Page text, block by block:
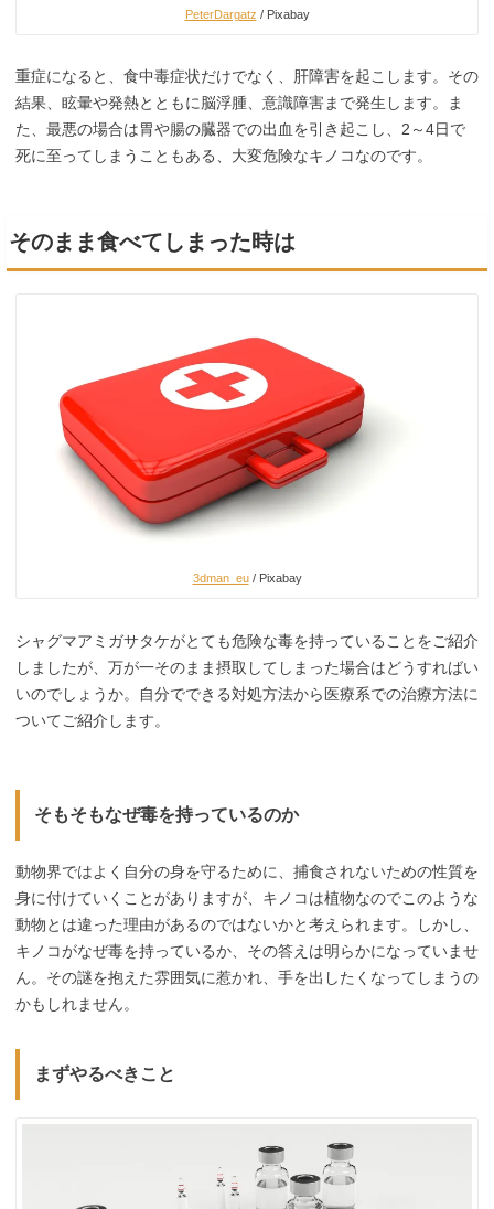
PeterDargatz / Pixabay
重症になると、食中毒症状だけでなく、肝障害を起こします。その
結果、眩暈や発熱とともに脳浮腫、意識障害まで発生します。ま
た、最悪の場合は胃や腸の臓器での出血を引き起こし、2～4日で
死に至ってしまうこともある、大変危険なキノコなのです。
そのまま食べてしまった時は
3dman_eu/ Pixabay
シャグマアミガサタケがとても危険な毒を持っていることをご紹介
しましたが、万が一そのまま摂取してしまった場合はどうすればい
いのでしょうか。自分でできる対処方法から医療系での治療方法に
ついてご紹介します。
そもそもなぜ毒を持っているのか
動物界ではよく自分の身を守るために、捕食されないための性質を
身に付けていくことがありますが、キノコは植物なのでこのような
動物とは違った理由があるのではないかと考えられます。しかし、
キノコがなぜ毒を持っているか、その答えは明らかになっていませ
ん。その謎を抱えた雰囲気に惹かれ、手を出したくなってしまうの
かもしれません。
まずやるべきこと